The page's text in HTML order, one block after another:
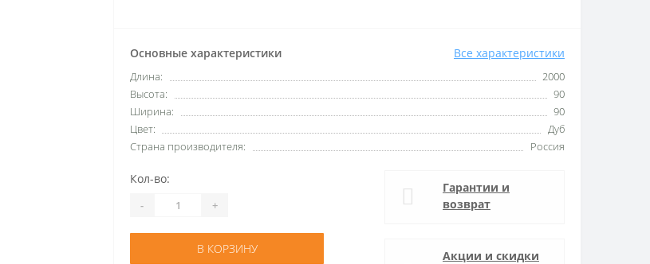
Основные характеристики Все характеристики
Длина:
2000
Высота:
90
Ширина:
90
Цвет:
Дуб
Страна производителя:
Россия
Кол-во:
- +
В КОРЗИНУ
Гарантии и
возврат
Акции и скидки